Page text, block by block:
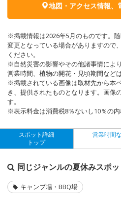
地図・アクセス情報、
※掲載情報は2026年5月のものです。
変更となっている場合がありますので
ください。
※自然災害の影響やその他諸事情によ
営業時間、植物の開花・見頃期間など
※掲載されている画像は取材先から本
き、提供されたものとなります。画像
す。
※表示料金は消費税8％ないし10％の内
スポット詳細
トップ
営業時間
同じジャンルの夏休みスポッ
キャンプ場・BBQ場